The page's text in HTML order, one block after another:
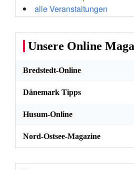
alle Veranstaltungen
Unsere Online
Bredstedt-Online
Dänemark Tipps
Husum-Online
Nord-Ostsee-Magazine